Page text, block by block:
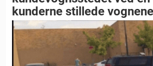
kunderne stillede